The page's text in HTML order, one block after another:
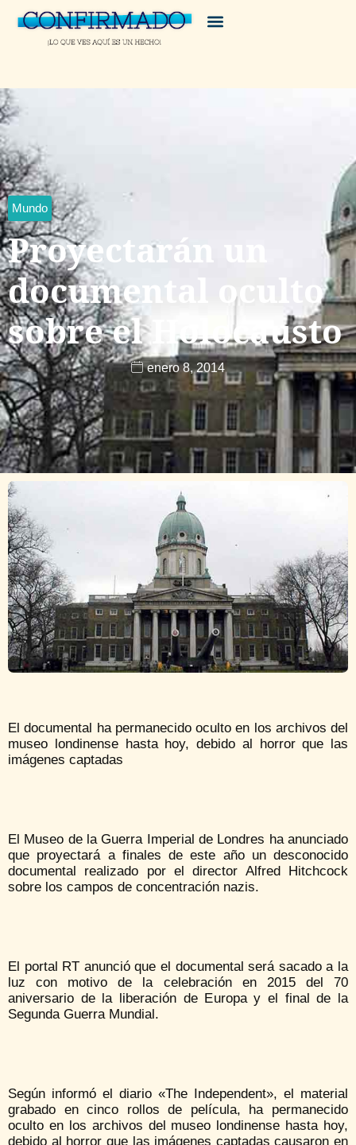
Mundo
Proyectarán un
documental oculto
sobre el Holocausto
enero 8, 2014
El documental ha permanecido oculto en los archivos del
museo londinense hasta hoy, debido al horror que las
imágenes captadas
El Museo de la Guerra Imperial de Londres ha anunciado
que proyectará a finales de este año un desconocido
documental realizado por el director Alfred Hitchcock
sobre los campos de concentración nazis.
El portal RT anunció que el documental será sacado a la
luz con motivo de la celebración en 2015 del 70
aniversario de la liberación de Europa y el final de la
Segunda Guerra Mundial.
Según informó el diario «The Independent», el material
grabado en cinco rollos de película, ha permanecido
oculto en los archivos del museo londinense hasta hoy,
debido al horror que las imágenes captadas causaron en